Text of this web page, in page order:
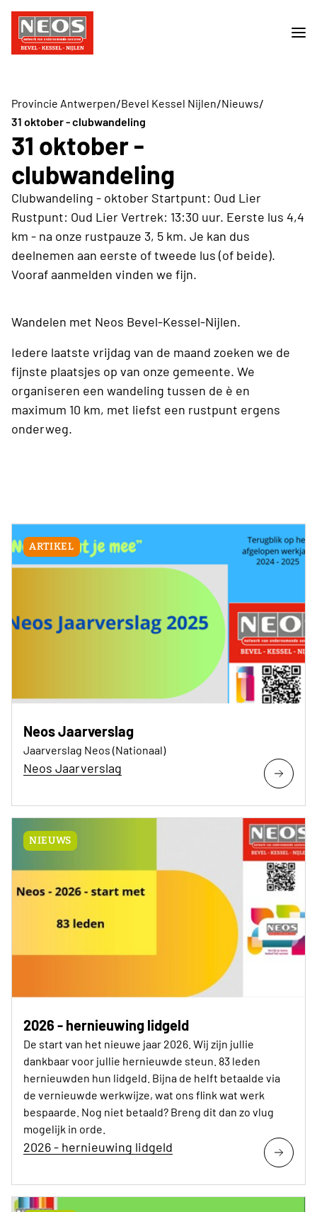
Provincie Antwerpen/Bevel Kessel Nijlen/Nieuws/
31 oktober - clubwandeling
31 oktober -
clubwandeling
Clubwandeling - oktober Startpunt: Oud Lier
Rustpunt: Oud Lier Vertrek: 13:30 uur. Eerste lus 4,4
km - na onze rustpauze 3, 5 km. Je kan dus
deelnemen aan eerste of tweede lus (of beide).
Vooraf aanmelden vinden we fijn.
Wandelen met Neos Bevel-Kessel-Nijlen.
Iedere laatste vrijdag van de maand zoeken we de
fijnste plaatsjes op van onze gemeente. We
organiseren een wandeling tussen de è en
maximum 10 km, met liefst een rustpunt ergens
onderweg.
ARTIKEL
Neos Jaarverslag
Jaarverslag Neos (Nationaal)
Neos Jaarverslag
NIEUWS
2026 - hernieuwing lidgeld
De start van het nieuwe jaar 2026. Wij zijn jullie
dankbaar voor jullie hernieuwde steun. 83 leden
hernieuwden hun lidgeld. Bijna de helft betaalde via
de vernieuwde werkwijze, wat ons flink wat werk
bespaarde. Nog niet betaald? Breng dit dan zo vlug
mogelijk in orde.
2026 - hernieuwing lidgeld